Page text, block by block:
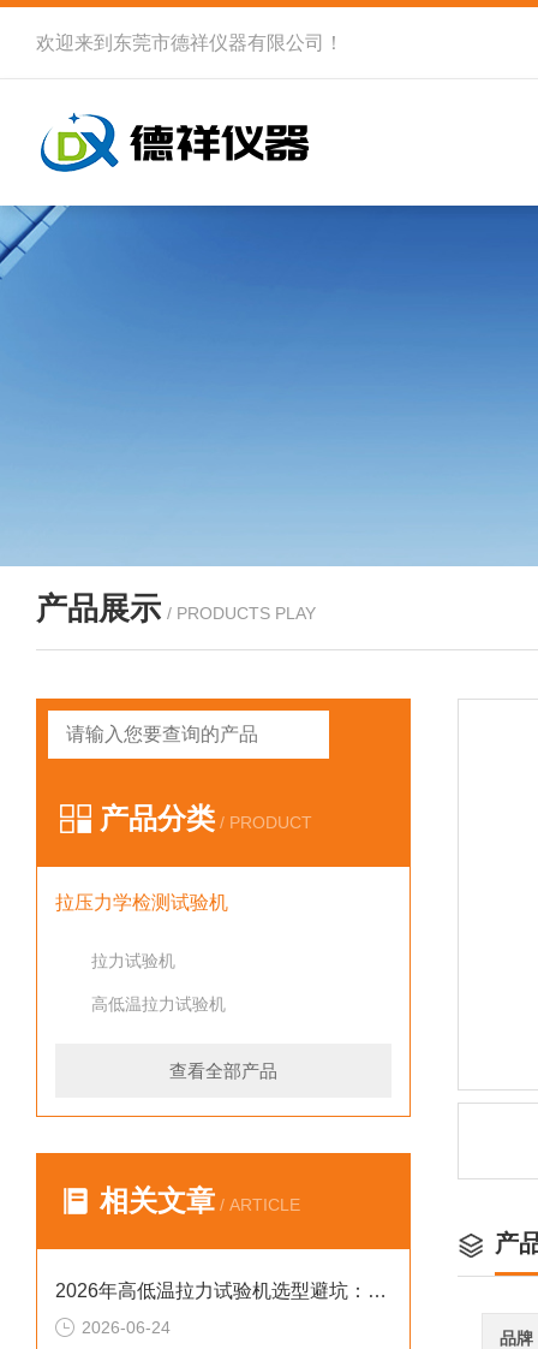
欢迎来到 东莞市德祥仪器有限公司 ！
产品展示 / PRODUCTS PLAY
产品分类 / PRODUCT
拉压力学检测试验机
拉力试验机
高低温拉力试验机
查看全部产品
相关文章 / ARTICLE
2026年高低温拉力试验机选型避坑：别让步进低配拖累检测精度与研发数据
2026-06-24
产
品牌